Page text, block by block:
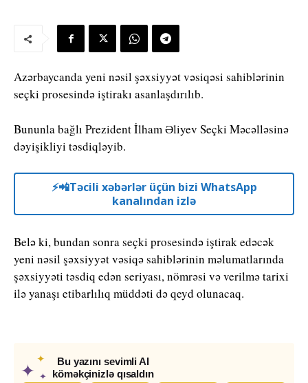
Azərbaycanda yeni nəsil şəxsiyyət vəsiqəsi sahiblərinin
seçki prosesində iştirakı asanlaşdırılıb.
Bununla bağlı Prezident İlham Əliyev Seçki Məcəlləsinə
dəyişikliyi təsdiqləyib.
⚡️📲Təcili xəbərlər üçün bizi WhatsApp
kanalından izlə
Belə ki, bundan sonra seçki prosesində iştirak edəcək
yeni nəsil şəxsiyyət vəsiqə sahiblərinin məlumatlarında
şəxsiyyəti təsdiq edən seriyası, nömrəsi və verilmə tarixi
ilə yanaşı etibarlılıq müddəti də qeyd olunacaq.
✦
✦
✦
Bu yazını sevimli AI
köməkçinizlə qısaldın